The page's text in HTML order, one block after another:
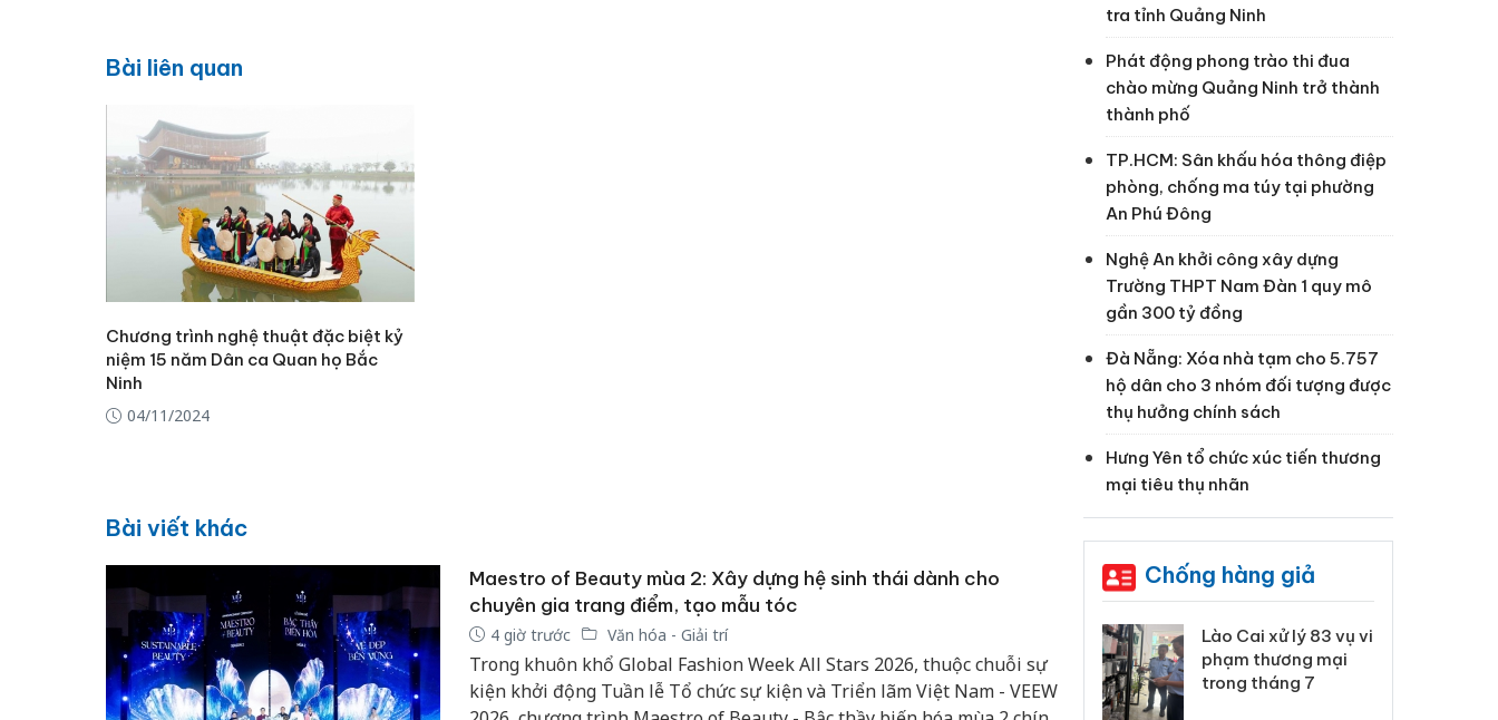
Bài liên quan
Chương trình nghệ thuật đặc biệt kỷ
niệm 15 năm Dân ca Quan họ Bắc
Ninh
04/11/2024
Bài viết khác
Maestro of Beauty mùa 2: Xây dựng hệ sinh thái dành cho
chuyên gia trang điểm, tạo mẫu tóc
4 giờ trước Văn hóa - Giải trí
Trong khuôn khổ Global Fashion Week All Stars 2026, thuộc chuỗi sự
kiện khởi động Tuần lễ Tổ chức sự kiện và Triển lãm Việt Nam - VEEW
tra tỉnh Quảng Ninh
Phát động phong trào thi đua
chào mừng Quảng Ninh trở thành
thành phố
TP.HCM: Sân khấu hóa thông điệp
phòng, chống ma túy tại phường
An Phú Đông
Nghệ An khởi công xây dựng
Trường THPT Nam Đàn 1 quy mô
gần 300 tỷ đồng
Đà Nẵng: Xóa nhà tạm cho 5.757
hộ dân cho 3 nhóm đối tượng được
thụ hưởng chính sách
Hưng Yên tổ chức xúc tiến thương
mại tiêu thụ nhãn
Chống hàng giả
tìm bị hại trong vụ
án sản xuất, buôn
bán yến sào giả
Lào Cai xử lý 83 vụ vi
phạm thương mại
trong tháng 7